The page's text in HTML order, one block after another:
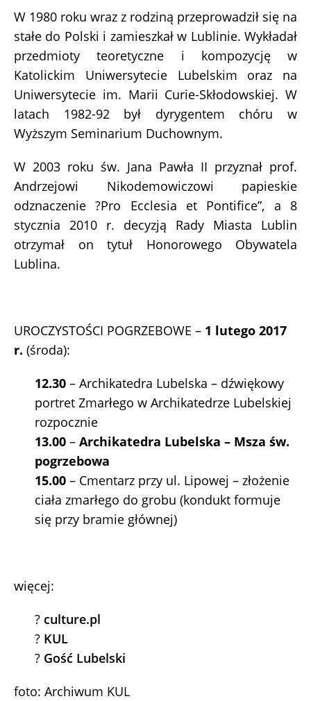
W 1980 roku wraz z rodziną przeprowadził się na
stałe do Polski i zamieszkał w Lublinie. Wykładał
przedmioty teoretyczne i kompozycję w
Katolickim Uniwersytecie Lubelskim oraz na
Uniwersytecie im. Marii Curie-Skłodowskiej. W
latach 1982-92 był dyrygentem chóru w
Wyższym Seminarium Duchownym.
W 2003 roku św. Jana Pawła II przyznał prof.
Andrzejowi Nikodemowiczowi papieskie
odznaczenie ?Pro Ecclesia et Pontifice”, a 8
stycznia 2010 r. decyzją Rady Miasta Lublin
otrzymał on tytuł Honorowego Obywatela
Lublina.
UROCZYSTOŚCI POGRZEBOWE – 1 lutego 2017
r. (środa):
12.30 – Archikatedra Lubelska – dźwiękowy
portret Zmarłego w Archikatedrze Lubelskiej
rozpocznie
13.00 – Archikatedra Lubelska – Msza św.
pogrzebowa
15.00 – Cmentarz przy ul. Lipowej – złożenie
ciała zmarłego do grobu (kondukt formuje
się przy bramie głównej)
więcej:
? culture.pl
? KUL
? Gość Lubelski
foto: Archiwum KUL